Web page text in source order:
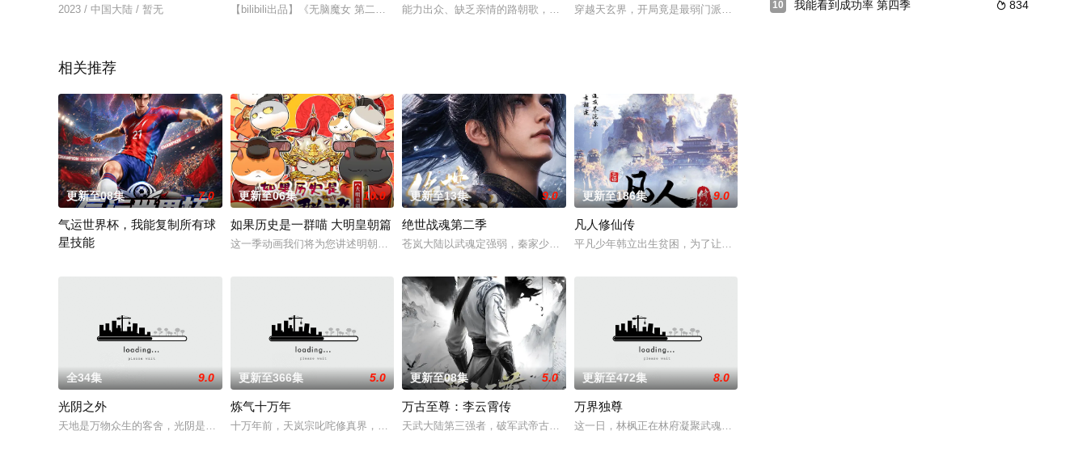
2023 / 中国大陆 / 暂无 【bilibili出品】《无脑魔女 第二季》首支PV上线！出品：bilibili制作：@知行合一动漫原作者：@落灰之书@瑞兽萌PV
能力出众、缺乏亲情的路朝歌，一朝穿越，意外重生在了他最喜欢的游戏《天玄界》中，这一世的路朝歌，虽然失去了前世富裕的生活，但他有了一
穿越天玄界，开局竟是最弱门派掌门人！都市氪金人重生游戏异界，拿玩家当走狗，收世界主角做小弟，看我
相关推荐
更新至08集 7.0
气运世界杯，我能复制所有球
星技能
更新至06集 10.0
如果历史是一群喵 大明皇朝篇
这一季动画我们将为您讲述明朝前期的故事。 明朝从元末乱世中浴火而生的大一统王朝，可在建国初期就面临着重重危机。是谁将明朝推上了巅峰
更新至13集 9.0
绝世战魂第二季
苍岚大陆以武魂定强弱，秦家少主秦南本是废魂之身，受尽冷眼。机缘之下，他觉醒太古战神之魂，从此逆天改命。他横扫宗门天才，踏平强敌险阻
更新至186集 9.0
凡人修仙传
平凡少年韩立出生贫困，为了让家人过上更好的生活，自愿前去七玄门参加入门考核，最终被墨大夫收入门下
全34集 9.0
光阴之外
天地是万物众生的客舍，光阴是古往今来的过客。苍天残面张开诡异之眼，所视之处生灵涂炭，化为永恒的禁区。末世之中，因果随行，死地后生。
更新至366集 5.0
炼气十万年
十万年前，天岚宗叱咤修真界，宗内弟子皆是天骄，所向披靡。唯独开山弟子徐阳一直是炼气期，为突破修为早日飞升，徐阳闭关万年。谁知出关时
更新至08集 5.0
万古至尊：李云霄传
天武大陆第三强者，破军武帝古飞扬被世界规则所限，修为困在九天武帝境多年，难以突破。为了摆脱困境，借助神霄宫主曲红颜对自己的爱慕，布
更新至472集 8.0
万界独尊
这一日，林枫正在林府凝聚武魂，不想，他才刚将剑武魂修炼成雏形，未婚妻姬漫夭就趁机夺走了他的武魂，
10  834
我能看到成功率 第四季